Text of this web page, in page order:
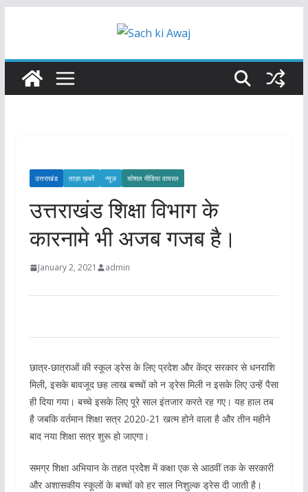
उत्तराखंड ताज़ा ख़बरें न्यूज़ सोशल मीडिया वायरल
उत्तराखंड शिक्षा विभाग के
कारनामे भी अजब गजब है।
January 2, 2021 admin
छात्र-छात्राओं की स्कूल ड्रेस के लिए प्रदेश और केंद्र सरकार से धनराशि
मिली, इसके बावजूद छह लाख बच्चों को न ड्रेस मिली न इसके लिए उन्हें पैसा
ही दिया गया। बच्चे इसके लिए पूरे साल इंतजार करते रह गए। यह हाल तब
है जबकि वर्तमान शिक्षा सत्र 2020-21 खत्म होने वाला है और तीन महीने
बाद नया शिक्षा सत्र शुरू हो जाएगा।
समग्र शिक्षा अभियान के तहत प्रदेेश में कक्षा एक से आठवीं तक के सरकारी
और अशासकीय स्कूलों के बच्चों को हर साल निशुल्क ड्रेस दी जाती है।